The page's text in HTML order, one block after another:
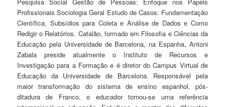
Profissionais Sociologia Geral Estudo de Casos: Fundamentação
Científica, Subsídios para Coleta e Análise de Dados e Como
Redigir o Relatórios. Catalão, formado em Filosofia e Ciências da
Educação pela Universidade de Barcelona, na Espanha, Antoni
Zabala preside atualmente o Instituto de Recursos e
Investigação para a Formação e é diretor do Campus Virtual de
Educação da Universidade de Barcelona. Responsável pela
maior transformação do sistema de ensino espanhol, pós-
ditadura de Franco, o educador tornou-se uma referência